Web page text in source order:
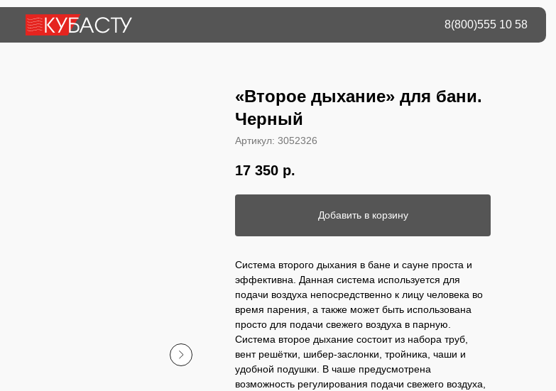
8(800)555 10 58
«Второе дыхание» для бани.
Черный
Артикул: 3052326
17 350 р.
Добавить в корзину
Система второго дыхания в бане и сауне проста и
эффективна. Данная система используется для
подачи воздуха непосредственно к лицу человека во
время парения, а также может быть использована
просто для подачи свежего воздуха в парную.
Система второе дыхание состоит из набора труб,
вент решётки, шибер-заслонки, тройника, чаши и
удобной подушки. В чаше предусмотрена
возможность регулирования подачи свежего воздуха,